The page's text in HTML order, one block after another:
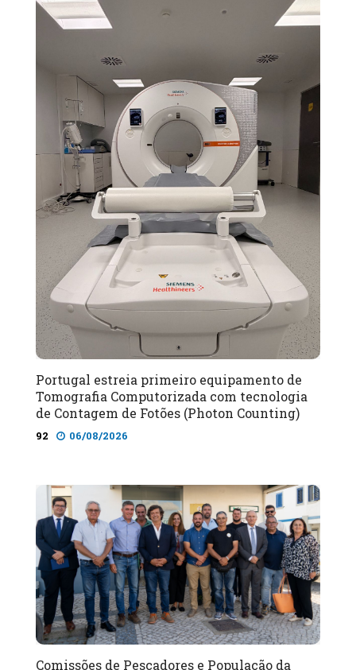
Portugal estreia primeiro equipamento de
Tomografia Computorizada com tecnologia
de Contagem de Fotões (Photon Counting)
92 06/08/2026
Comissões de Pescadores e População da